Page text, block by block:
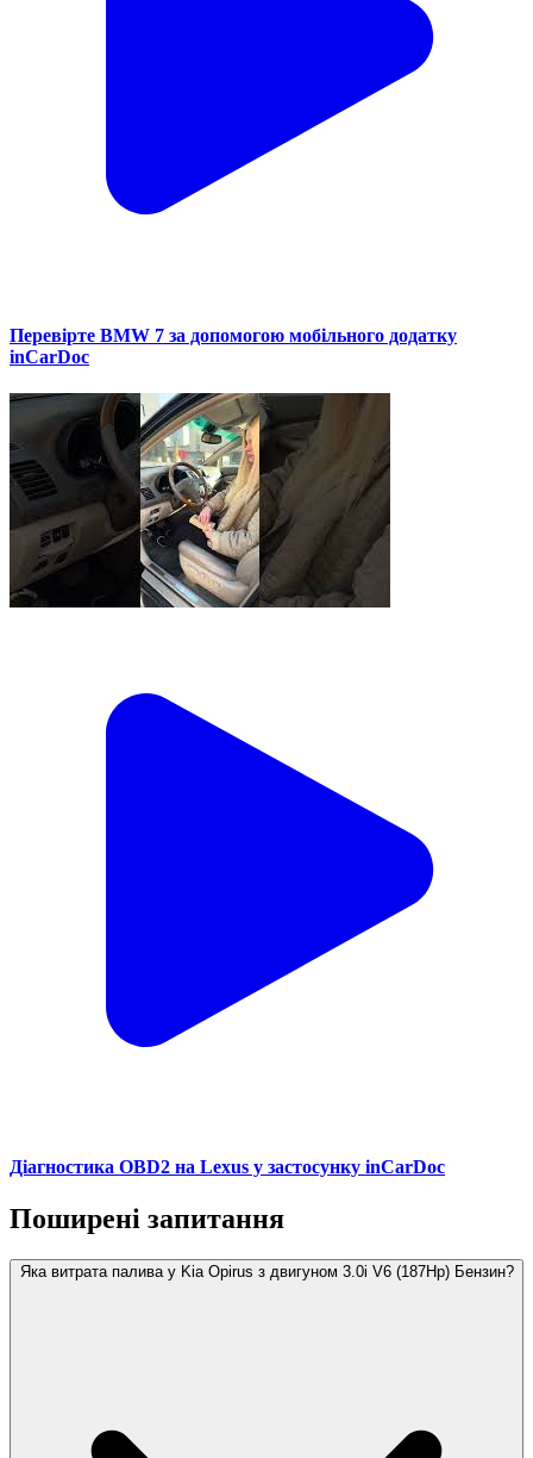
Перевірте BMW 7 за допомогою мобільного додатку
inCarDoc
Діагностика OBD2 на Lexus у застосунку inCarDoc
Поширені запитання
Яка витрата палива у Kia Opirus з двигуном 3.0i V6 (187Hp) Бензин?